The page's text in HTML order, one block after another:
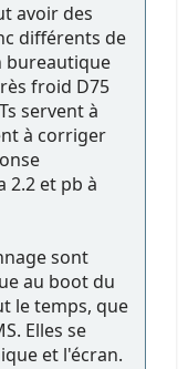
avoir des
différents de
bureautique
froid D75
servent à
à corriger
2.2 et pb à
sont
au boot du
le temps, que
Elles se
et l'écran.